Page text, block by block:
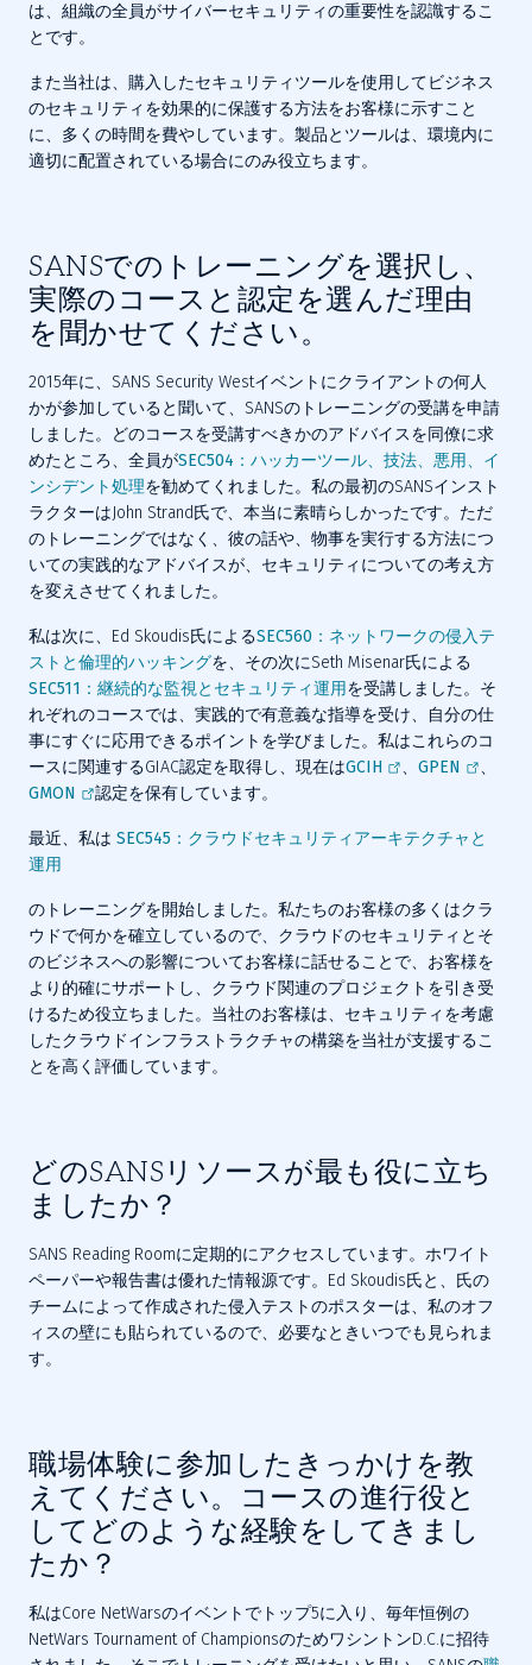
は、組織の全員がサイバーセキュリティの重要性を認識するこ
とです。
また当社は、購入したセキュリティツールを使用してビジネス
のセキュリティを効果的に保護する方法をお客様に示すこと
に、多くの時間を費やしています。製品とツールは、環境内に
適切に配置されている場合にのみ役立ちます。
SANSでのトレーニングを選択し、
実際のコースと認定を選んだ理由
を聞かせてください。
2015年に、SANS Security Westイベントにクライアントの何人
かが参加していると聞いて、SANSのトレーニングの受講を申請
しました。どのコースを受講すべきかのアドバイスを同僚に求
めたところ、全員がSEC504：ハッカーツール、技法、悪用、イ
ンシデント処理を勧めてくれました。私の最初のSANSインスト
ラクターはJohn Strand氏で、本当に素晴らしかったです。ただ
のトレーニングではなく、彼の話や、物事を実行する方法につ
いての実践的なアドバイスが、セキュリティについての考え方
を変えさせてくれました。
私は次に、Ed Skoudis氏によるSEC560：ネットワークの侵入テ
ストと倫理的ハッキングを、その次にSeth Misenar氏による
SEC511：継続的な監視とセキュリティ運用を受講しました。そ
れぞれのコースでは、実践的で有意義な指導を受け、自分の仕
事にすぐに応用できるポイントを学びました。私はこれらのコ
ースに関連するGIAC認定を取得し、現在はGCIH 、 GPEN
、
GMON
認定を保有しています。
最近、私は SEC545：クラウドセキュリティアーキテクチャと
運用
のトレーニングを開始しました。私たちのお客様の多くはクラ
ウドで何かを確立しているので、クラウドのセキュリティとそ
のビジネスへの影響についてお客様に話せることで、お客様を
より的確にサポートし、クラウド関連のプロジェクトを引き受
けるため役立ちました。当社のお客様は、セキュリティを考慮
したクラウドインフラストラクチャの構築を当社が支援するこ
とを高く評価しています。
どのSANSリソースが最も役に立ち
ましたか？
SANS Reading Roomに定期的にアクセスしています。ホワイト
ペーパーや報告書は優れた情報源です。Ed Skoudis氏と、氏の
チームによって作成された侵入テストのポスターは、私のオフ
ィスの壁にも貼られているので、必要なときいつでも見られま
す。
職場体験に参加したきっかけを教
えてください。コースの進行役と
してどのような経験をしてきまし
たか？
私はCore NetWarsのイベントでトップ5に入り、毎年恒例の
NetWars Tournament of ChampionsのためワシントンD.C.に招待